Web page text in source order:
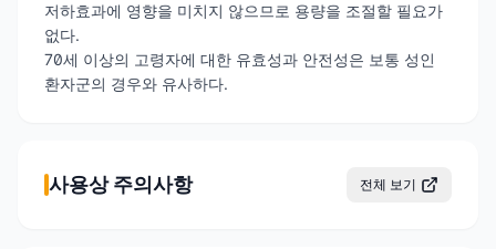
저하효과에 영향을 미치지 않으므로 용량을 조절할 필요가
없다.
70세 이상의 고령자에 대한 유효성과 안전성은 보통 성인
환자군의 경우와 유사하다.
사용상 주의사항 전체 보기